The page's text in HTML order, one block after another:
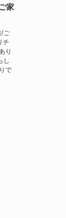
家
/ご
チ
り
し
で